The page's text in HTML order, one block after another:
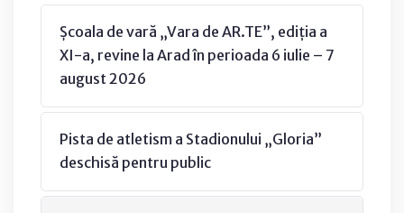
Școala de vară „Vara de AR.TE”, ediția a
XI-a, revine la Arad în perioada 6 iulie – 7
august 2026
Pista de atletism a Stadionului „Gloria”
deschisă pentru public